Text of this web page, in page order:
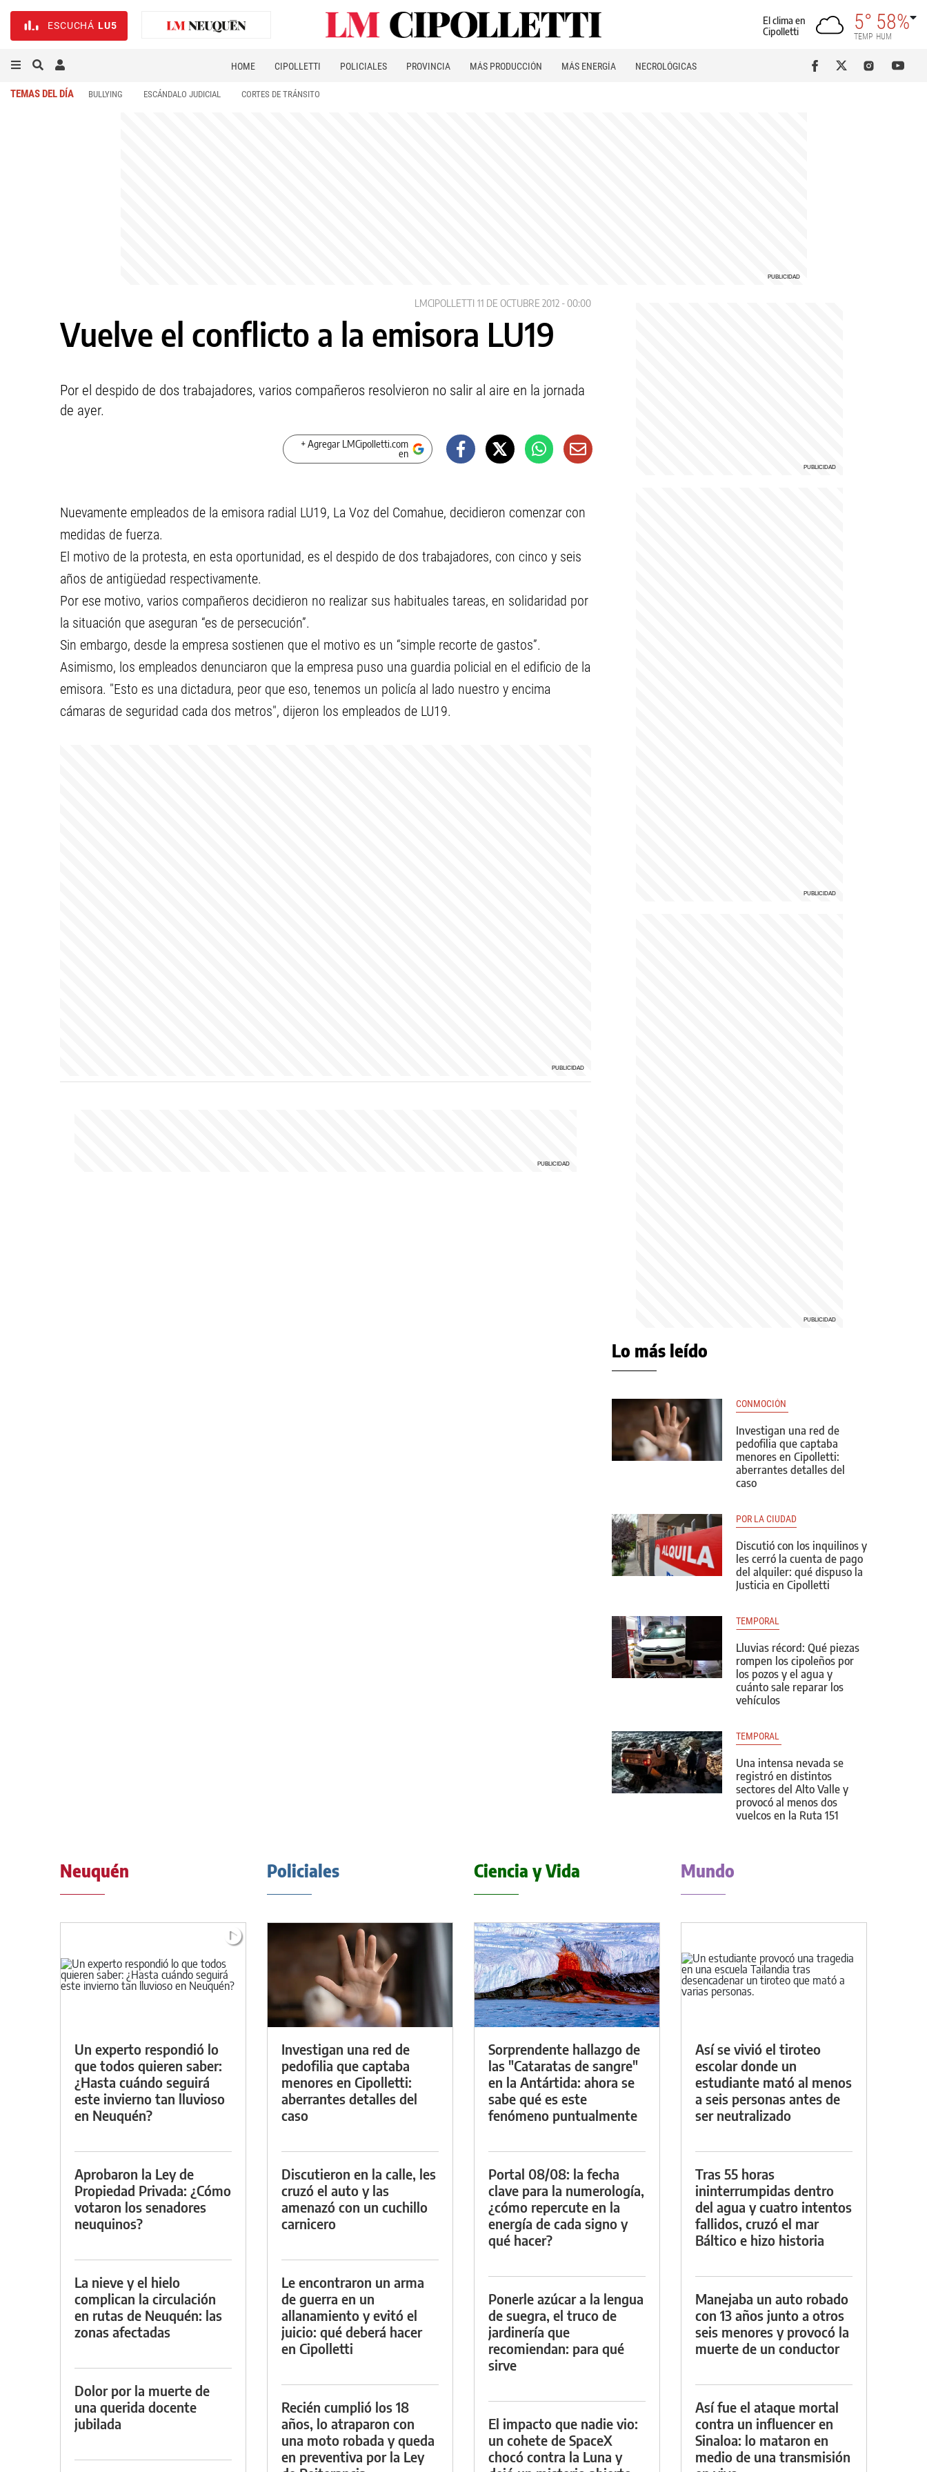
ESCUCHÁ LU5
El clima en
Cipolletti
5°
TEMP
58%
HUM
HOME CIPOLLETTI POLICIALES PROVINCIA MÁS PRODUCCIÓN MÁS ENERGÍA NECROLÓGICAS
TEMAS DEL DÍA BULLYING ESCÁNDALO JUDICIAL CORTES DE TRÁNSITO
LMCIPOLLETTI 11 DE OCTUBRE 2012 - 00:00
Vuelve el conflicto a la emisora LU19
Por el despido de dos trabajadores, varios compañeros resolvieron no salir al aire en la jornada
de ayer.
+ Agregar LMCipolletti.com
en
Nuevamente empleados de la emisora radial LU19, La Voz del Comahue, decidieron comenzar con
medidas de fuerza.
El motivo de la protesta, en esta oportunidad, es el despido de dos trabajadores, con cinco y seis
años de antigüedad respectivamente.
Por ese motivo, varios compañeros decidieron no realizar sus habituales tareas, en solidaridad por
la situación que aseguran “es de persecución”.
Sin embargo, desde la empresa sostienen que el motivo es un “simple recorte de gastos”.
Asimismo, los empleados denunciaron que la empresa puso una guardia policial en el edificio de la
emisora. "Esto es una dictadura, peor que eso, tenemos un policía al lado nuestro y encima
cámaras de seguridad cada dos metros", dijeron los empleados de LU19.
Lo más leído
CONMOCIÓN
Investigan una red de
pedofilia que captaba
menores en Cipolletti:
aberrantes detalles del
caso
POR LA CIUDAD
Discutió con los inquilinos y
les cerró la cuenta de pago
del alquiler: qué dispuso la
Justicia en Cipolletti
TEMPORAL
Lluvias récord: Qué piezas
rompen los cipoleños por
los pozos y el agua y
cuánto sale reparar los
vehículos
TEMPORAL
Una intensa nevada se
registró en distintos
sectores del Alto Valle y
provocó al menos dos
vuelcos en la Ruta 151
Neuquén
Un experto respondió lo
que todos quieren saber:
¿Hasta cuándo seguirá
este invierno tan lluvioso
en Neuquén?
Aprobaron la Ley de
Propiedad Privada: ¿Cómo
votaron los senadores
neuquinos?
La nieve y el hielo
complican la circulación
en rutas de Neuquén: las
zonas afectadas
Dolor por la muerte de
una querida docente
jubilada
Policiales
Investigan una red de
pedofilia que captaba
menores en Cipolletti:
aberrantes detalles del
caso
Discutieron en la calle, les
cruzó el auto y las
amenazó con un cuchillo
carnicero
Le encontraron un arma
de guerra en un
allanamiento y evitó el
juicio: qué deberá hacer
en Cipolletti
Recién cumplió los 18
años, lo atraparon con
una moto robada y queda
en preventiva por la Ley
Ciencia y Vida
Sorprendente hallazgo de
las "Cataratas de sangre"
en la Antártida: ahora se
sabe qué es este
fenómeno puntualmente
Portal 08/08: la fecha
clave para la numerología,
¿cómo repercute en la
energía de cada signo y
qué hacer?
Ponerle azúcar a la lengua
de suegra, el truco de
jardinería que
recomiendan: para qué
sirve
El impacto que nadie vio:
un cohete de SpaceX
chocó contra la Luna y
Mundo
Así se vivió el tiroteo
escolar donde un
estudiante mató al menos
a seis personas antes de
ser neutralizado
Tras 55 horas
ininterrumpidas dentro
del agua y cuatro intentos
fallidos, cruzó el mar
Báltico e hizo historia
Manejaba un auto robado
con 13 años junto a otros
seis menores y provocó la
muerte de un conductor
Así fue el ataque mortal
contra un influencer en
Sinaloa: lo mataron en
medio de una transmisión